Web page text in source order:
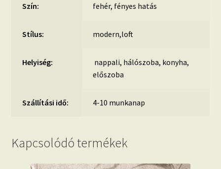
Szín: fehér, fényes hatás
Stílus: modern,loft
Helyiség:
nappali, hálószoba, konyha,
előszoba
Szállítási idő: 4-10 munkanap
Kapcsolódó termékek